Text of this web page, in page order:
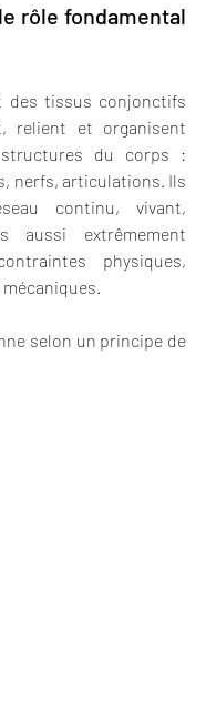
rôle fondamental
des tissus conjonctifs
relient et organisent
structures du corps :
nerfs, articulations. Ils
continu, vivant,
aussi extrêmement
physiques,